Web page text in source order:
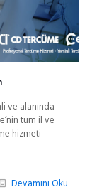
ve alanında
tüm il ve
hizmeti
Devamını Oku